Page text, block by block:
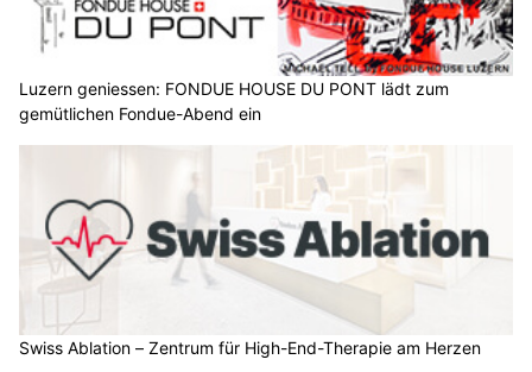
Luzern geniessen: FONDUE HOUSE DU PONT lädt zum
gemütlichen Fondue-Abend ein
Swiss Ablation – Zentrum für High-End-Therapie am Herzen